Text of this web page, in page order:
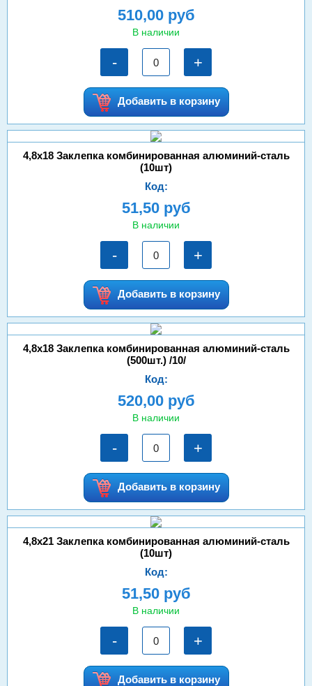
510,00 руб
В наличии
- +
Добавить в корзину
4,8х18 Заклепка комбинированная алюминий-сталь
(10шт)
Код:
51,50 руб
В наличии
- +
Добавить в корзину
4,8х18 Заклепка комбинированная алюминий-сталь
(500шт.) /10/
Код:
520,00 руб
В наличии
- +
Добавить в корзину
4,8х21 Заклепка комбинированная алюминий-сталь
(10шт)
Код:
51,50 руб
В наличии
- +
Добавить в корзину